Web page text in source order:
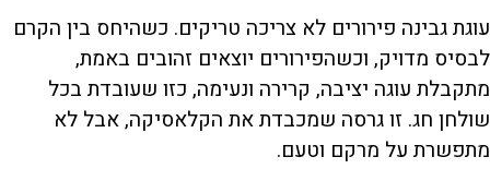
עוגת גבינה פירורים לא צריכה טריקים. כשהיחס בין הקרם
לבסיס מדויק, וכשהפירורים יוצאים זהובים באמת,
מתקבלת עוגה יציבה, קרירה ונעימה, כזו שעובדת בכל
שולחן חג. זו גרסה שמכבדת את הקלאסיקה, אבל לא
מתפשרת על מרקם וטעם.